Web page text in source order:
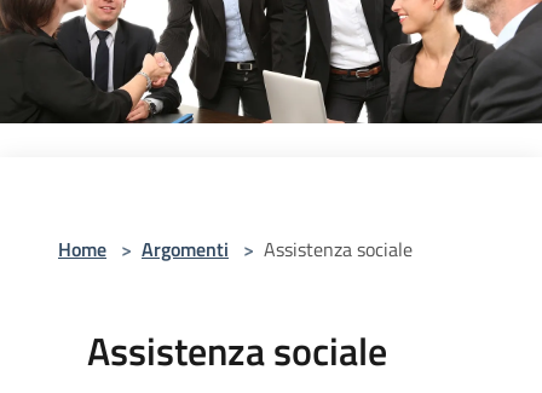
Home > Argomenti > Assistenza sociale
Assistenza sociale